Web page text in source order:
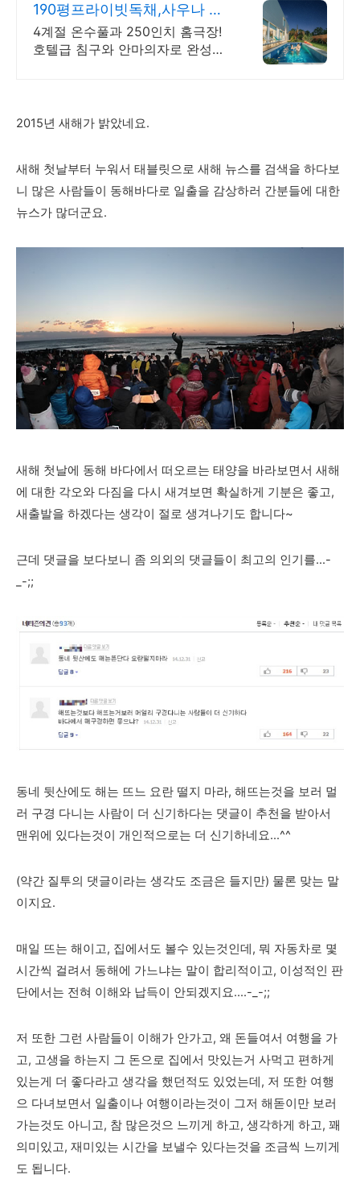
190평프라이빗독채,사우나 예
쁜 4계절 온수수영장 힐링
4계절 온수풀과 250인치 홈극장!
호텔급 침구와 안마의자로 완성하
2015년 새해가 밝았네요.
새해 첫날부터 누워서 태블릿으로 새해 뉴스를 검색을 하다보
니 많은 사람들이 동해바다로 일출을 감상하러 간분들에 대한
뉴스가 많더군요.
새해 첫날에 동해 바다에서 떠오르는 태양을 바라보면서 새해
에 대한 각오와 다짐을 다시 새겨보면 확실하게 기분은 좋고,
새출발을 하겠다는 생각이 절로 생겨나기도 합니다~
근데 댓글을 보다보니 좀 의외의 댓글들이 최고의 인기를...-
_-;;
동네 뒷산에도 해는 뜨느 요란 떨지 마라, 해뜨는것을 보러 멀
러 구경 다니는 사람이 더 신기하다는 댓글이 추천을 받아서
맨위에 있다는것이 개인적으로는 더 신기하네요...^^
(약간 질투의 댓글이라는 생각도 조금은 들지만) 물론 맞는 말
이지요.
매일 뜨는 해이고, 집에서도 볼수 있는것인데, 뭐 자동차로 몇
시간씩 걸려서 동해에 가느냐는 말이 합리적이고, 이성적인 판
단에서는 전혀 이해와 납득이 안되겠지요....-_-;;
저 또한 그런 사람들이 이해가 안가고, 왜 돈들여서 여행을 가
고, 고생을 하는지 그 돈으로 집에서 맛있는거 사먹고 편하게
있는게 더 좋다라고 생각을 했던적도 있었는데, 저 또한 여행
으 다녀보면서 일출이나 여행이라는것이 그저 해돋이만 보러
가는것도 아니고, 참 많은것으 느끼게 하고, 생각하게 하고, 꽤
의미있고, 재미있는 시간을 보낼수 있다는것을 조금씩 느끼게
도 됩니다.